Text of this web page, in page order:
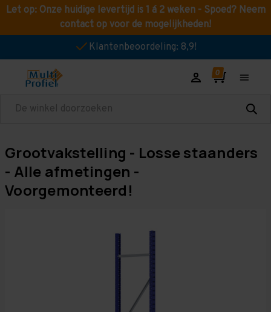
Let op: Onze huidige levertijd is 1 á 2 weken - Spoed? Neem
contact op voor de mogelijkheden!
Klantenbeoordeling: 8,9!
Zoeken
Grootvakstelling - Losse staanders
- Alle afmetingen -
Voorgemonteerd!